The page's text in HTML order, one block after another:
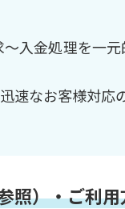
入金処理を一
なお客様対応
照）・ご利